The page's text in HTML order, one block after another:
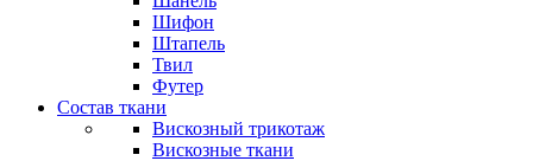
Шифон
Штапель
Твил
Футер
Состав ткани
Вискозный трикотаж
Вискозные ткани